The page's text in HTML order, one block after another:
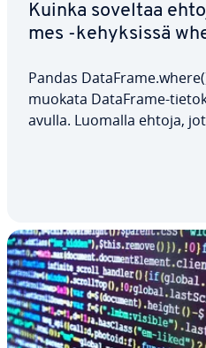
Kuinka soveltaa
mes -ke­hyk­sis­sä
Pandas
muokata DataFrame-
avulla. Luomalla ehtoja,